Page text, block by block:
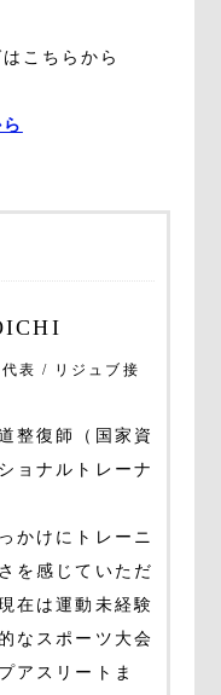
こちらから
表 / リジュブ接
整復師（国家資
ョナルトレーナ
かけにトレーニ
を感じていただ
在は運動未経験
なスポーツ大会
アスリートま